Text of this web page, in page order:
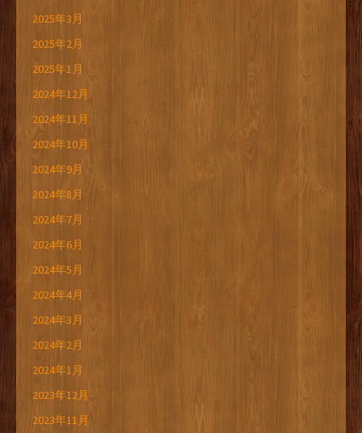
2025年3月
2025年2月
2025年1月
2024年12月
2024年11月
2024年10月
2024年9月
2024年8月
2024年7月
2024年6月
2024年5月
2024年4月
2024年3月
2024年2月
2024年1月
2023年12月
2023年11月